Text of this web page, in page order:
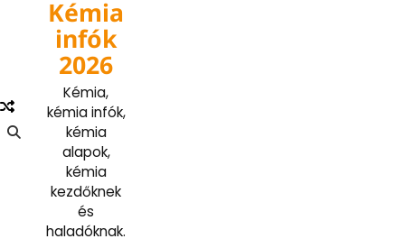
Kémia
infók
2026
Kémia,
kémia infók,
kémia
alapok,
kémia
kezdőknek
és
haladóknak.